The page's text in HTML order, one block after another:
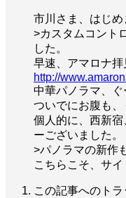
市川さま、はじめ
>カスタムコント
した。
早速、アマロナ拝
http://
中華パノラマ、ぐ
ついでにお腹も、
個人的に、西新
ーございました。
>パノラマの新作
こちらこそ、サイ
この記事へのトラ